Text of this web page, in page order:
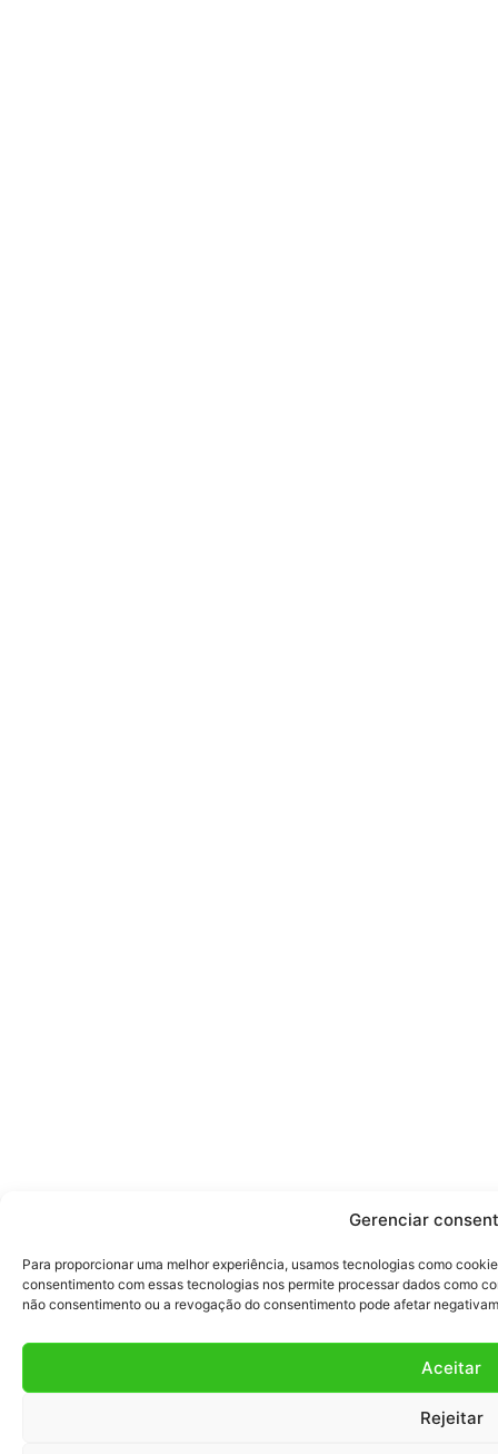
Gerenciar
Para proporcionar uma melhor experiência, usamos tecnologias como
consentimento com essas tecnologias nos permite processar dados como
não consentimento ou a revogação do consentimento pode afetar
Aceitar
Rejeitar